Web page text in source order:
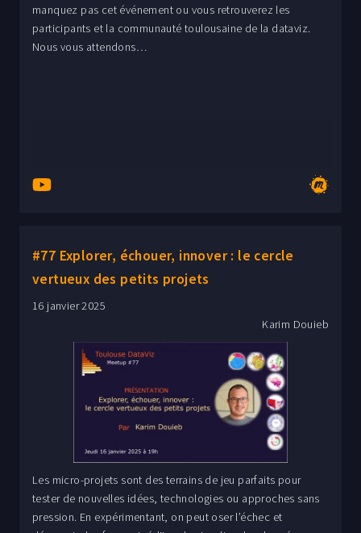
manquez pas cet événement ou vous retrouverez les
participants et la communauté toulousaine de la dataviz.
Nous vous attendons…
#77 Explorer, échouer, innover : le cercle
vertueux des petits projets
16 janvier 2025
Karim Douieb
Les micro-projets sont des terrains de jeu parfaits pour
tester de nouvelles idées, technologies ou approches sans
pression. En expérimentant, on peut oser l’échec et